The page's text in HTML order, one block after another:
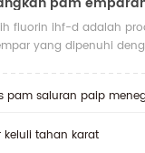
fluorin ihf-d adalah
yang dipenuhi
pam saluran paip
tahan karat